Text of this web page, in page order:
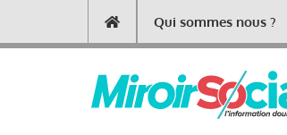
contenu
Main
navigation
Qui sommes nous ?